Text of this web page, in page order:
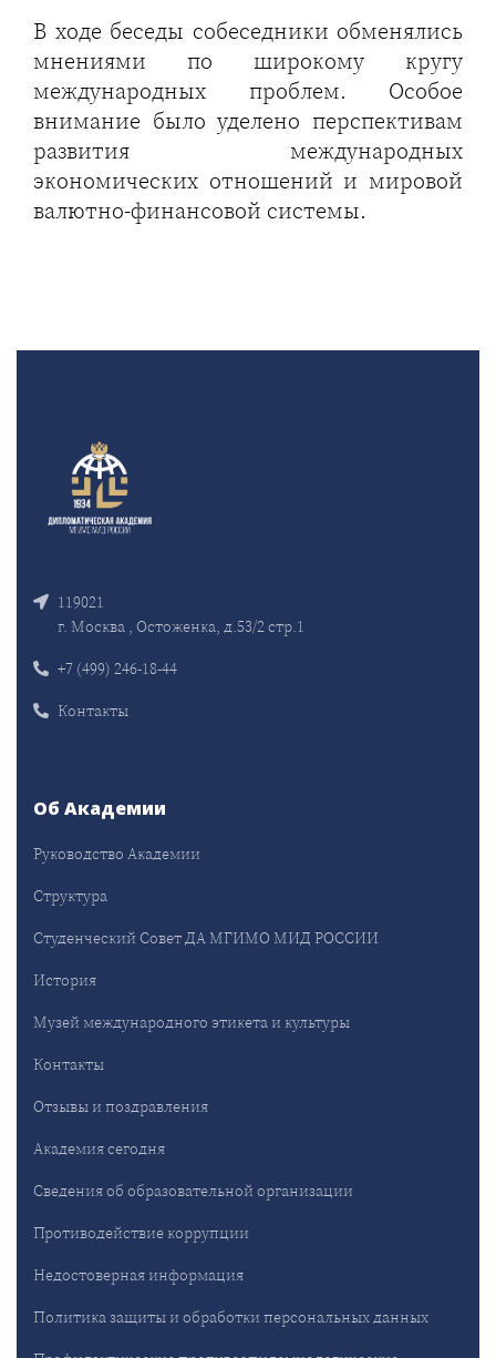
В ходе беседы собеседники обменялись
мнениями по широкому кругу
международных проблем. Особое
внимание было уделено перспективам
развития международных
экономических отношений и мировой
валютно-финансовой системы.
119021
г. Москва , Остоженка, д.53/2 стр.1
+7 (499) 246-18-44
Контакты
Об Академии
Руководство Академии
Структура
Студенческий Совет ДА МГИМО МИД РОССИИ
История
Музей международного этикета и культуры
Контакты
Отзывы и поздравления
Академия сегодня
Сведения об образовательной организации
Противодействие коррупции
Недостоверная информация
Политика защиты и обработки персональных данных